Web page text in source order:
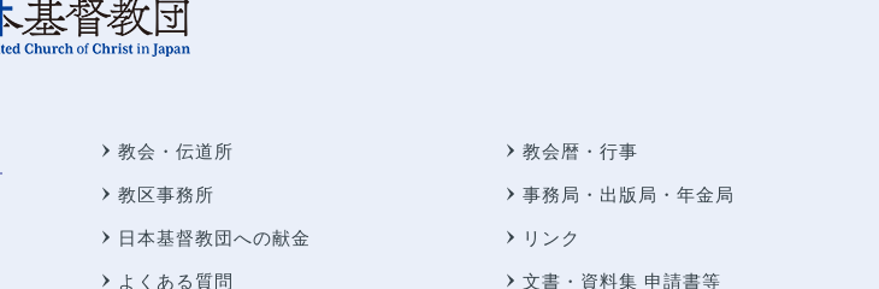
教会・伝道所
教区事務所
日本基督教団への献金
よくある質問
教会暦・行事
事務局・出版局・年金局
リンク
文書・資料集 申請書等